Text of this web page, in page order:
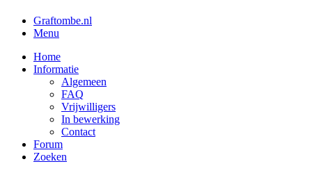
Graftombe.nl
Menu
Home
Informatie
Algemeen
FAQ
Vrijwilligers
In bewerking
Contact
Forum
Zoeken